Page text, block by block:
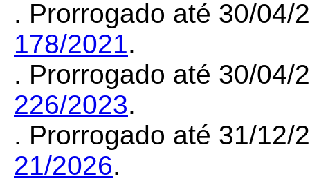
. Prorrogado até 30/04/
178/2021.
. Prorrogado até 30/04/
226/2023.
. Prorrogado até 31/12/
21/2026.